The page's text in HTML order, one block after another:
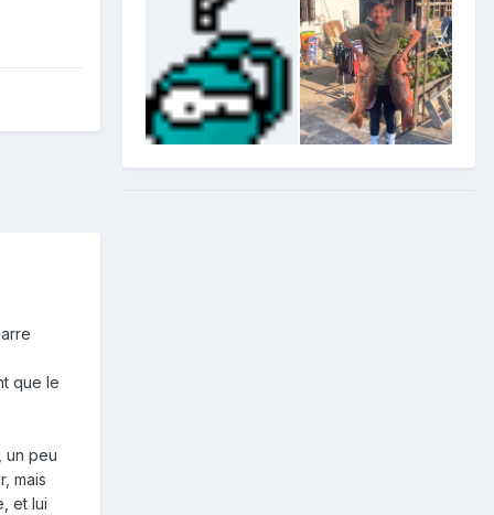
que le
un peu
mais
et lui